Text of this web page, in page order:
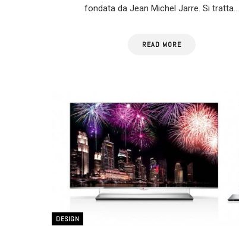
fondata da Jean Michel Jarre. Si tratta…
READ MORE
DESIGN